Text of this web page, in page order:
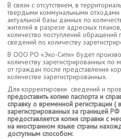
В связи с отсутствием, в
твердыми коммунальными отходами
актуальной базы данных по
жителей в разрезе адресных
количество поступлений обращений
сведений по количеству
В ООО РО «Эко-Сити» будет
количеству зарегистрированных по
от граждан после представления
количестве зарегистрированных.
Для корректировки сведений и
предоставить копию паспорта и
справку о временной регистрации (
зарегистрированных за границей
предоставляется копия справки с
на иностранном языке страны
доступным способом: